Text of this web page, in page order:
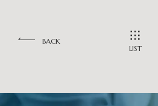
BACK
LIST